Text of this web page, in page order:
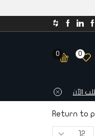
0
0
Return to